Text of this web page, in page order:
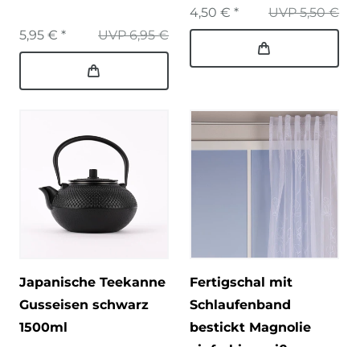
UVP 6,95 €
5,95 € *
UVP 5,50 €
4,50 € *
Japanische Teekanne
Gusseisen schwarz
1500ml
Fertigschal mit
Schlaufenband
bestickt Magnolie